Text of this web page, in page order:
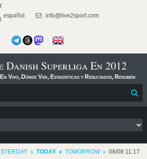
español info@live2sport.com
Danish Superliga En 2012
Vivo, Dónde Ver, Estadísticas y Resultados, Resumen
TODAY TOMORROW 08/08 11:17